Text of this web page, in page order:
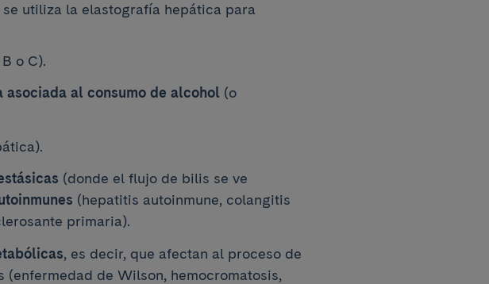
utiliza la elastografía hepática para
o C).
asociada al consumo de alcohol (o
(donde el flujo de bilis se ve
(hepatitis autoinmune, colangitis
primaria).
, es decir, que afectan al proceso de
(enfermedad de Wilson, hemocromatosis,